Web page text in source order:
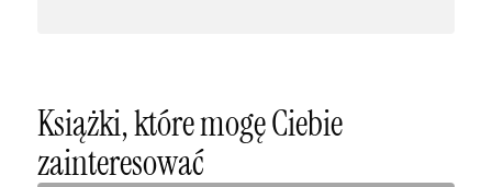
Książki, które mogę Ciebie
zainteresować